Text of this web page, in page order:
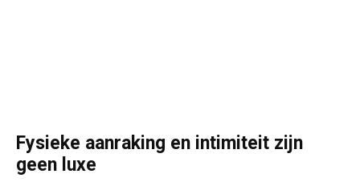
Fysieke aanraking en intimiteit zijn
geen luxe